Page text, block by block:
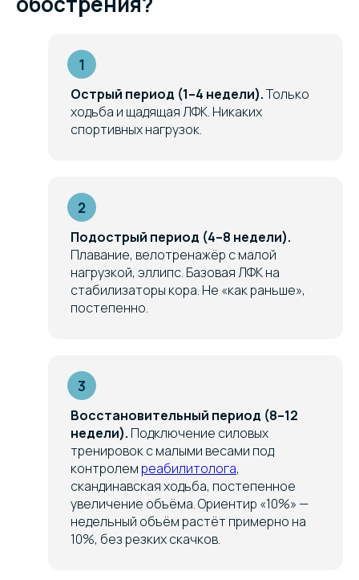
Острый период (1–4 недели).Только
ходьба и щадящая ЛФК. Никаких
спортивных нагрузок.
Подострый период (4–8 недели).
Плавание, велотренажёр с малой
нагрузкой, эллипс. Базовая ЛФК на
стабилизаторы кора. Не «как раньше»,
постепенно.
Восстановительный период (8–12
недели). Подключение силовых
тренировок с малыми весами под
контролем реабилитолога,
скандинавская ходьба, постепенное
увеличение объёма. Ориентир «10%» —
недельный объём растёт примерно на
10%, без резких скачков.